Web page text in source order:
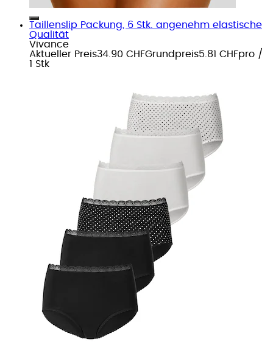
Taillenslip Packung, 6 Stk. angenehm elastische
Qualität
Vivance
Aktueller Preis34.90 CHFGrundpreis5.81 CHFpro /
1 Stk